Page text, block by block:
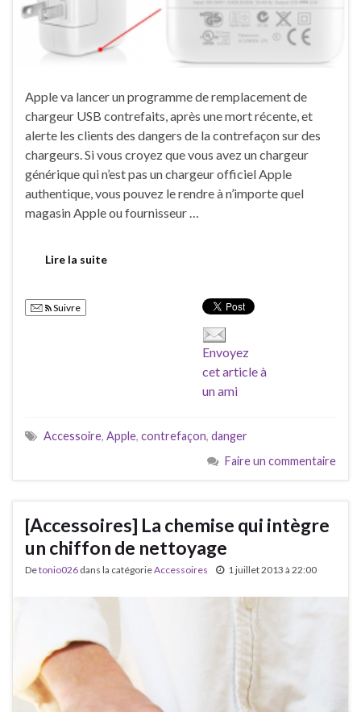
Apple va lancer un programme de remplacement de
chargeur USB contrefaits, après une mort récente, et
alerte les clients des dangers de la contrefaçon sur des
chargeurs. Si vous croyez que vous avez un chargeur
générique qui n’est pas un chargeur officiel Apple
authentique, vous pouvez le rendre à n’importe quel
magasin Apple ou fournisseur …
Lire la suite
Suivre
Envoyez
cet article à
un ami
Accessoire, Apple, contrefaçon, danger
Faire un commentaire
[Accessoires] La chemise qui intègre
un chiffon de nettoyage
Detonio026 dans la catégorieAccessoires 1 juillet 2013 à 22:00